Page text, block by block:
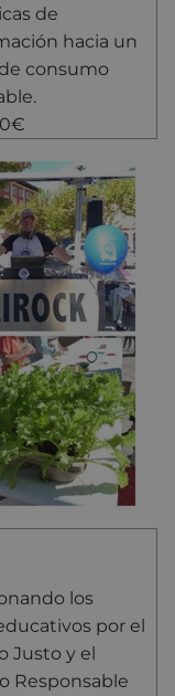
de
hacia un
consumo
los
por el
Justo y el
Responsable